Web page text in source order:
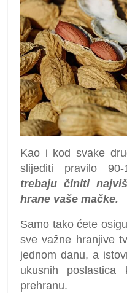
Kao i kod svake
slijediti pravilo
trebaju činiti
hrane vaše mačke.
Samo tako ćete
sve važne hranjive
jednom danu, a
ukusnih
prehranu.